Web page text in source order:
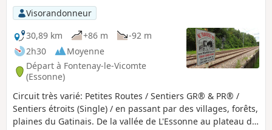
Visorandonneur
30,89 km
+86 m
-92 m
2h30
Moyenne
Départ à Fontenay-le-Vicomte
(Essonne)
Circuit très varié: Petites Routes / Sentiers GR® & PR® /
Sentiers étroits (Single) / en passant par des villages, forêts,
plaines du Gatinais. De la vallée de L'Essonne au plateau de